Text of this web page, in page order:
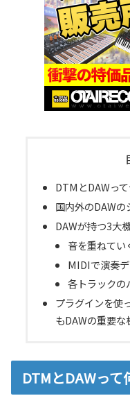
DTMとDAWっ
国内外のDAWの
DAWが持つ3大
音を重ねてい
MIDIで演奏
各トラックの
プラグインを使
もDAWの重要な
DTMとDAWって